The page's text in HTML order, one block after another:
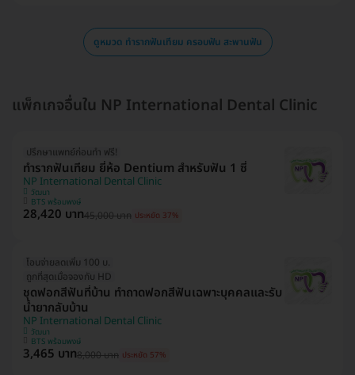
ดูหมวด ทำรากฟันเทียม ครอบฟัน สะพานฟัน
แพ็กเกจอื่นใน NP International Dental Clinic
ปรึกษาแพทย์ก่อนทำ ฟรี!
ทำรากฟันเทียม ยี่ห้อ Dentium สำหรับฟัน 1 ซี่
NP International Dental Clinic
วัฒนา
BTS พร้อมพงษ์
28,420 บาท45,000 บาท ประหยัด 37%
โอนจ่ายลดเพิ่ม 100 บ.
ถูกที่สุดเมื่อจองกับ HD
ชุดฟอกสีฟันที่บ้าน ทำถาดฟอกสีฟันเฉพาะบุคคลและรับ
น้ำยากลับบ้าน
NP International Dental Clinic
วัฒนา
BTS พร้อมพงษ์
3,465 บาท8,000 บาท ประหยัด 57%